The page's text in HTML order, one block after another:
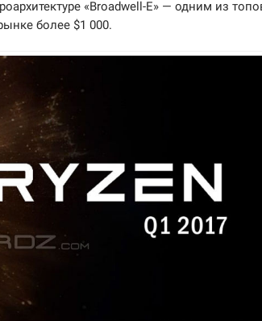
«Broadwell-E» — одним из
более $1 000.